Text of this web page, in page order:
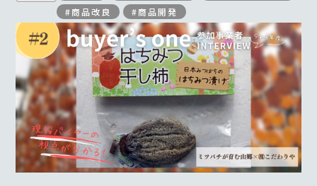
#商品改良
#商品開発